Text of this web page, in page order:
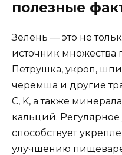
полезные
Зелень — это не
источник множества
Петрушка, укроп,
черемша и другие
C, K, а также
кальций.
способствует
улучшению